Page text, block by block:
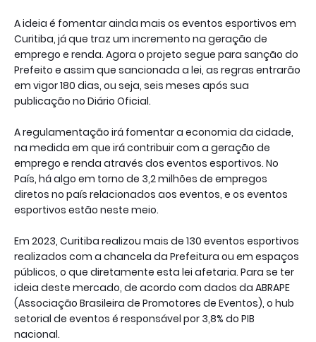
A ideia é fomentar ainda mais os eventos esportivos em
Curitiba, já que traz um incremento na geração de
emprego e renda. Agora o projeto segue para sanção do
Prefeito e assim que sancionada a lei, as regras entrarão
em vigor 180 dias, ou seja, seis meses após sua
publicação no Diário Oficial.
A regulamentação irá fomentar a economia da cidade,
na medida em que irá contribuir com a geração de
emprego e renda através dos eventos esportivos. No
País, há algo em torno de 3,2 milhões de empregos
diretos no país relacionados aos eventos, e os eventos
esportivos estão neste meio.
Em 2023, Curitiba realizou mais de 130 eventos esportivos
realizados com a chancela da Prefeitura ou em espaços
públicos, o que diretamente esta lei afetaria. Para se ter
ideia deste mercado, de acordo com dados da ABRAPE
(Associação Brasileira de Promotores de Eventos), o hub
setorial de eventos é responsável por 3,8% do PIB
nacional.